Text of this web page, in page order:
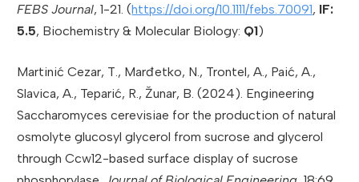
FEBS Journal, 1-21. (https://doi.org/10.1111/febs.70091, IF:
5.5, Biochemistry & Molecular Biology: Q1)
Martinić Cezar, T., Marđetko, N., Trontel, A., Paić, A.,
Slavica, A., Teparić, R., Žunar, B. (2024). Engineering
Saccharomyces cerevisiae for the production of natural
osmolyte glucosyl glycerol from sucrose and glycerol
through Ccw12-based surface display of sucrose